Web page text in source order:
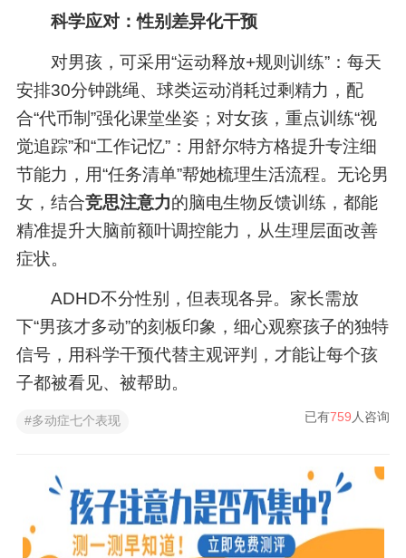
科学应对：性别差异化干预
对男孩，可采用“运动释放+规则训练”：每天
安排30分钟跳绳、球类运动消耗过剩精力，配
合“代币制”强化课堂坐姿；对女孩，重点训练“视
觉追踪”和“工作记忆”：用舒尔特方格提升专注细
节能力，用“任务清单”帮她梳理生活流程。无论男
女，结合竞思注意力的脑电生物反馈训练，都能
精准提升大脑前额叶调控能力，从生理层面改善
症状。
ADHD不分性别，但表现各异。家长需放
下“男孩才多动”的刻板印象，细心观察孩子的独特
信号，用科学干预代替主观评判，才能让每个孩
子都被看见、被帮助。
#多动症七个表现 已有759 人咨询